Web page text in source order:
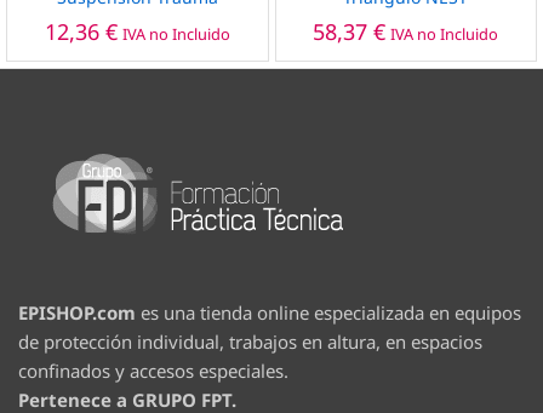
12,36 € IVA no Incluido 58,37€ IVA no Incluido
EPISHOP.com es una tienda online especializada en equipos
de protección individual, trabajos en altura, en espacios
confinados y accesos especiales.
Pertenece a GRUPO FPT.